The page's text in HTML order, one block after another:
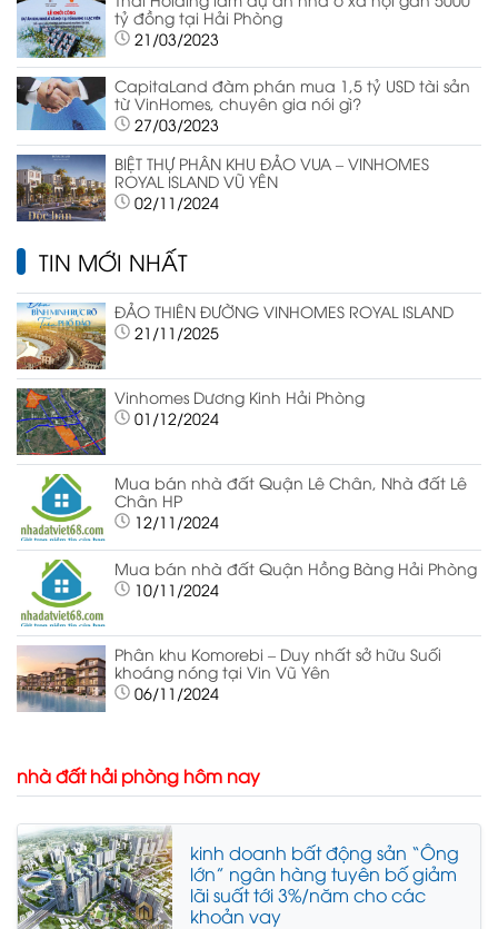
tỷ đồng tại Hải Phòng
21/03/2023
CapitaLand đàm phán mua 1,5 tỷ USD tài sản
từ VinHomes, chuyên gia nói gì?
27/03/2023
BIỆT THỰ PHÂN KHU ĐẢO VUA – VINHOMES
ROYAL ISLAND VŨ YÊN
02/11/2024
TIN MỚI NHẤT
ĐẢO THIÊN ĐƯỜNG VINHOMES ROYAL ISLAND
21/11/2025
Vinhomes Dương Kinh Hải Phòng
01/12/2024
Mua bán nhà đất Quận Lê Chân, Nhà đất Lê
Chân HP
12/11/2024
Mua bán nhà đất Quận Hồng Bàng Hải Phòng
10/11/2024
Phân khu Komorebi – Duy nhất sở hữu Suối
khoáng nóng tại Vin Vũ Yên
06/11/2024
nhà đất hải phòng hôm nay
kinh doanh bất động sản “Ông
lớn” ngân hàng tuyên bố giảm
lãi suất tới 3%/năm cho các
khoản vay